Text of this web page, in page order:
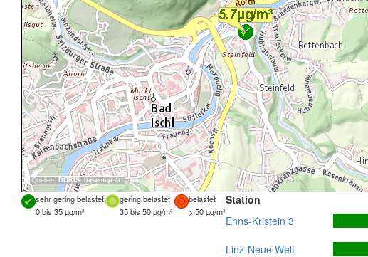
Quellen: DORIS, basemap.at
sehr gering belastet gering belastet
belastet
0 bis 35 µg/m³
35 bis 50 µg/m³ > 50 µg/m³
Station
Enns-Kristein 3
Linz-Neue Welt